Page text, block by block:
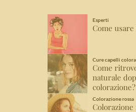
Esperti
Come
Cure capelli
Come
naturale
colorazione?
Colorazione rossa